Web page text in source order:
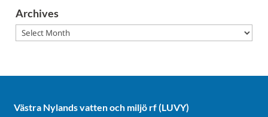
Archives
Archives
Västra Nylands vatten och miljö rf (LUVY)